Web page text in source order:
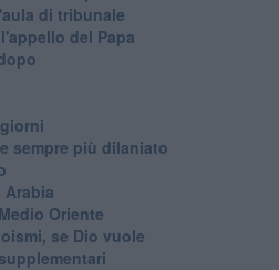
di tribunale
del Papa
sempre più dilaniato
Oriente
se Dio vuole